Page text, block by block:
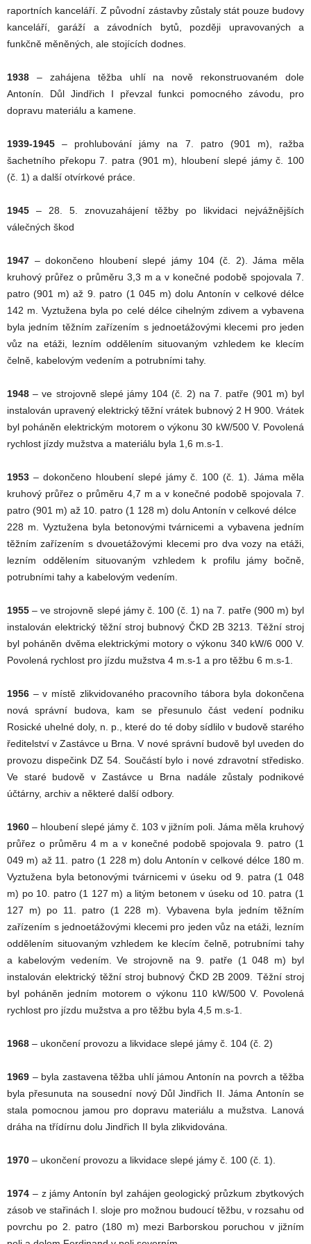
raportních kanceláří. Z původní zástavby zůstaly stát pouze budovy
kanceláří, garáží a závodních bytů, později upravovaných a
funkčně měněných, ale stojících dodnes.
1938 – zahájena těžba uhlí na nově rekonstruovaném dole
Antonín. Důl Jindřich I převzal funkci pomocného závodu, pro
dopravu materiálu a kamene.
1939-1945 – prohlubování jámy na 7. patro (901 m), ražba
šachetního překopu 7. patra (901 m), hloubení slepé jámy č. 100
(č. 1) a další otvírkové práce.
1945 – 28. 5. znovuzahájení těžby po likvidaci nejvážnějších
válečných škod
1947 – dokončeno hloubení slepé jámy 104 (č. 2). Jáma měla
kruhový průřez o průměru 3,3 m a v konečné podobě spojovala 7.
patro (901 m) až 9. patro (1 045 m) dolu Antonín v celkové délce
142 m. Vyztužena byla po celé délce cihelným zdivem a vybavena
byla jedním těžním zařízením s jednoetážovými klecemi pro jeden
vůz na etáži, lezním oddělením situovaným vzhledem ke klecím
čelně, kabelovým vedením a potrubními tahy.
1948 – ve strojovně slepé jámy 104 (č. 2) na 7. patře (901 m) byl
instalován upravený elektrický těžní vrátek bubnový 2 H 900. Vrátek
byl poháněn elektrickým motorem o výkonu 30 kW/500 V. Povolená
rychlost jízdy mužstva a materiálu byla 1,6 m.s-1.
1953 – dokončeno hloubení slepé jámy č. 100 (č. 1). Jáma měla
kruhový průřez o průměru 4,7 m a v konečné podobě spojovala 7.
patro (901 m) až 10. patro (1 128 m) dolu Antonín v celkové délce
228 m. Vyztužena byla betonovými tvárnicemi a vybavena jedním
těžním zařízením s dvouetážovými klecemi pro dva vozy na etáži,
lezním oddělením situovaným vzhledem k profilu jámy bočně,
potrubními tahy a kabelovým vedením.
1955 – ve strojovně slepé jámy č. 100 (č. 1) na 7. patře (900 m) byl
instalován elektrický těžní stroj bubnový ČKD 2B 3213. Těžní stroj
byl poháněn dvěma elektrickými motory o výkonu 340 kW/6 000 V.
Povolená rychlost pro jízdu mužstva 4 m.s-1 a pro těžbu 6 m.s-1.
1956 – v místě zlikvidovaného pracovního tábora byla dokončena
nová správní budova, kam se přesunulo část vedení podniku
Rosické uhelné doly, n. p., které do té doby sídlilo v budově starého
ředitelství v Zastávce u Brna. V nové správní budově byl uveden do
provozu dispečink DZ 54. Součástí bylo i nové zdravotní středisko.
Ve staré budově v Zastávce u Brna nadále zůstaly podnikové
účtárny, archiv a některé další odbory.
1960 – hloubení slepé jámy č. 103 v jižním poli. Jáma měla kruhový
průřez o průměru 4 m a v konečné podobě spojovala 9. patro (1
049 m) až 11. patro (1 228 m) dolu Antonín v celkové délce 180 m.
Vyztužena byla betonovými tvárnicemi v úseku od 9. patra (1 048
m) po 10. patro (1 127 m) a litým betonem v úseku od 10. patra (1
127 m) po 11. patro (1 228 m). Vybavena byla jedním těžním
zařízením s jednoetážovými klecemi pro jeden vůz na etáži, lezním
oddělením situovaným vzhledem ke klecím čelně, potrubními tahy
a kabelovým vedením. Ve strojovně na 9. patře (1 048 m) byl
instalován elektrický těžní stroj bubnový ČKD 2B 2009. Těžní stroj
byl poháněn jedním motorem o výkonu 110 kW/500 V. Povolená
rychlost pro jízdu mužstva a pro těžbu byla 4,5 m.s-1.
1968 – ukončení provozu a likvidace slepé jámy č. 104 (č. 2)
1969 – byla zastavena těžba uhlí jámou Antonín na povrch a těžba
byla přesunuta na sousední nový Důl Jindřich II. Jáma Antonín se
stala pomocnou jamou pro dopravu materiálu a mužstva. Lanová
dráha na třídírnu dolu Jindřich II byla zlikvidována.
1970 – ukončení provozu a likvidace slepé jámy č. 100 (č. 1).
1974 – z jámy Antonín byl zahájen geologický průzkum zbytkových
zásob ve stařinách I. sloje pro možnou budoucí těžbu, v rozsahu od
povrchu po 2. patro (180 m) mezi Barborskou poruchou v jižním